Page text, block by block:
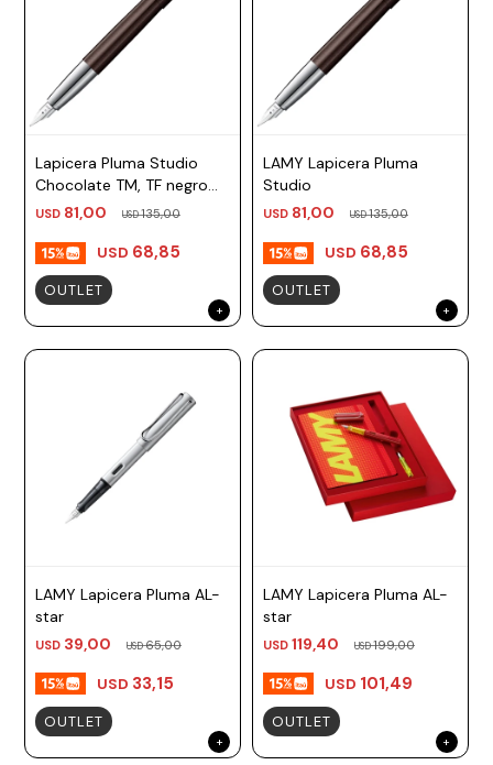
Lapicera Pluma Studio
Chocolate TM, TF negro
Lamy
USD 81,00 USD135,00
USD 68,85
OUTLET
LAMY Lapicera Pluma
Studio
USD 81,00 USD135,00
USD 68,85
OUTLET
LAMY Lapicera Pluma AL-
star
USD 39,00 USD65,00
USD 33,15
OUTLET
LAMY Lapicera Pluma AL-
star
USD 119,40 USD199,00
USD 101,49
OUTLET